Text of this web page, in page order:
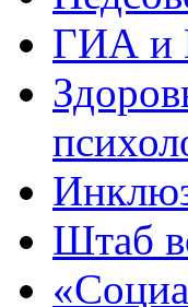
ГИА и
Штаб